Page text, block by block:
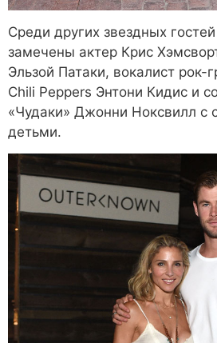
Среди других звездных
замечены актер Крис
Эльзой Патаки, вокалист рок-
Chili Peppers Энтони Кидис и
«Чудаки» Джонни Ноксвилл с
детьми.